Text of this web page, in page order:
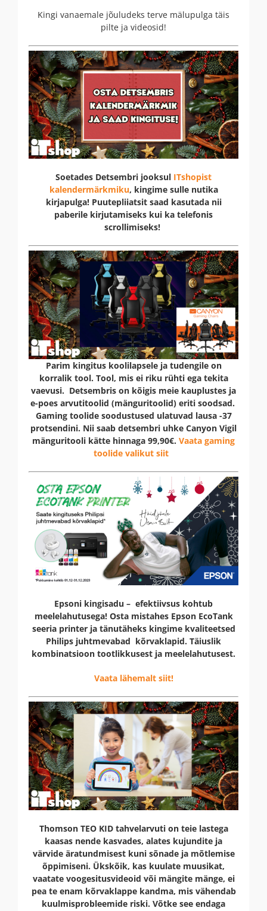
Kingi vanaemale jõuludeks terve mälupulga täis
pilte ja videosid!
Soetades Detsembri jooksul ITshopist
kalendermärkmiku, kingime sulle nutika
kirjapulga! Puutepliiatsit saad kasutada nii
paberile kirjutamiseks kui ka telefonis
scrollimiseks!
Parim kingitus koolilapsele ja tudengile on
korralik tool. Tool, mis ei riku rühti ega tekita
vaevusi. Detsembris on kõigis meie kauplustes ja
e-poes arvutitoolid (mänguritoolid) eriti soodsad.
Gaming toolide soodustused ulatuvad lausa -37
protsendini. Nii saab detsembri uhke Canyon Vigil
mänguritooli kätte hinnaga 99,90€. Vaata gaming
toolide valikut siit
Epsoni kingisadu – efektiivsus kohtub
meelelahutusega! Osta mistahes Epson EcoTank
seeria printer ja tänutäheks kingime kvaliteetsed
Philips juhtmevabad kõrvaklapid. Täiuslik
kombinatsioon tootlikkusest ja meelelahutusest.
Vaata lähemalt siit!
Thomson TEO KID tahvelarvuti on teie lastega
kaasas nende kasvades, alates kujundite ja
värvide äratundmisest kuni sõnade ja mõtlemise
õppimiseni. Ükskõik, kas kuulate muusikat,
vaatate voogesitusvideoid või mängite mänge, ei
pea te enam kõrvaklappe kandma, mis vähendab
kuulmisprobleemide riski. Võtke see endaga